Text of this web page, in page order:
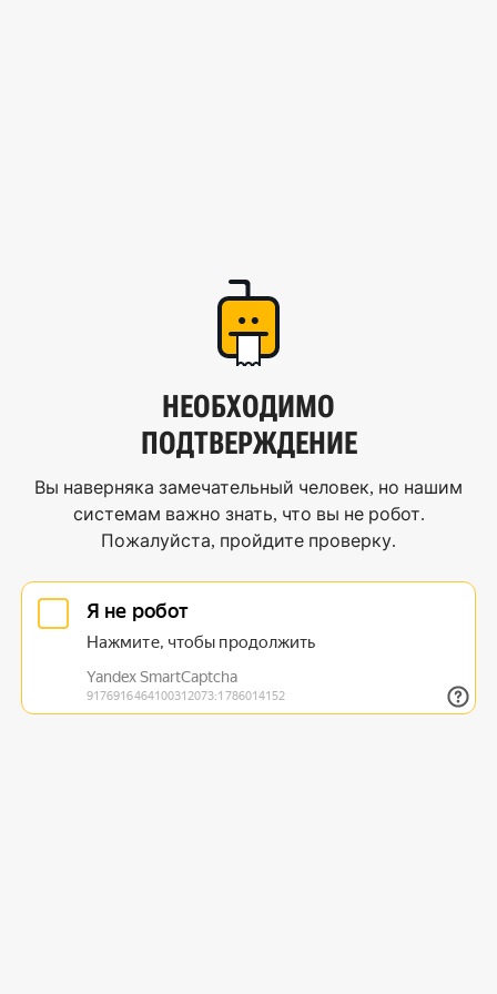
НЕОБХОДИМО
ПОДТВЕРЖДЕНИЕ
Вы наверняка замечательный человек, но нашим
системам важно знать, что вы не робот.
Пожалуйста, пройдите проверку.